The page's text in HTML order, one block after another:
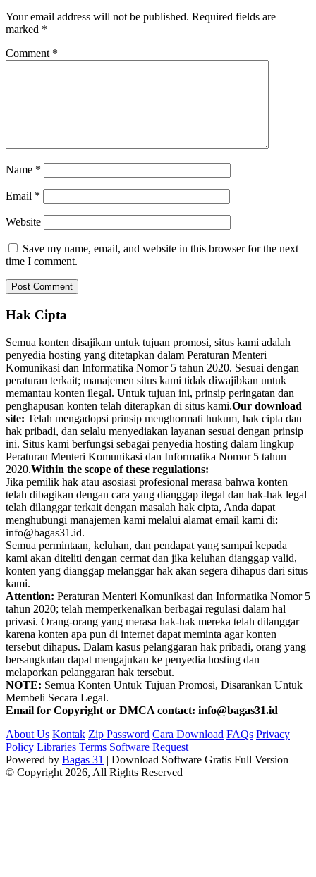
Your email address will not be published. Required fields are
marked *
Comment *
Name *
Email *
Website
Save my name, email, and website in this browser for the next
time I comment.
Hak Cipta
Semua konten disajikan untuk tujuan promosi, situs kami adalah
penyedia hosting yang ditetapkan dalam Peraturan Menteri
Komunikasi dan Informatika Nomor 5 tahun 2020. Sesuai dengan
peraturan terkait; manajemen situs kami tidak diwajibkan untuk
memantau konten ilegal. Untuk tujuan ini, prinsip peringatan dan
penghapusan konten telah diterapkan di situs kami.Our download
site: Telah mengadopsi prinsip menghormati hukum, hak cipta dan
hak pribadi, dan selalu menyediakan layanan sesuai dengan prinsip
ini. Situs kami berfungsi sebagai penyedia hosting dalam lingkup
Peraturan Menteri Komunikasi dan Informatika Nomor 5 tahun
2020.Within the scope of these regulations:
Jika pemilik hak atau asosiasi profesional merasa bahwa konten
telah dibagikan dengan cara yang dianggap ilegal dan hak-hak legal
telah dilanggar terkait dengan masalah hak cipta, Anda dapat
menghubungi manajemen kami melalui alamat email kami di:
info@bagas31.id.
Semua permintaan, keluhan, dan pendapat yang sampai kepada
kami akan diteliti dengan cermat dan jika keluhan dianggap valid,
konten yang dianggap melanggar hak akan segera dihapus dari situs
kami.
Attention: Peraturan Menteri Komunikasi dan Informatika Nomor 5
tahun 2020; telah memperkenalkan berbagai regulasi dalam hal
privasi. Orang-orang yang merasa hak-hak mereka telah dilanggar
karena konten apa pun di internet dapat meminta agar konten
tersebut dihapus. Dalam kasus pelanggaran hak pribadi, orang yang
bersangkutan dapat mengajukan ke penyedia hosting dan
melaporkan pelanggaran hak tersebut.
NOTE: Semua Konten Untuk Tujuan Promosi, Disarankan Untuk
Membeli Secara Legal.
Email for Copyright or DMCA contact: info@bagas31.id
About Us Kontak Zip Password Cara Download FAQs Privacy
Policy Libraries Terms Software Request
Powered by Bagas 31 | Download Software Gratis Full Version
© Copyright 2026, All Rights Reserved